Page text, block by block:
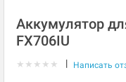
Аккумулятор
FX706IU
★ ★ ★ ★ ★ | Написать